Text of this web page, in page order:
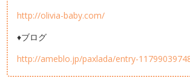
http://olivia-baby.com/
♦ブログ
http://ameblo.jp/paxlada/entry-